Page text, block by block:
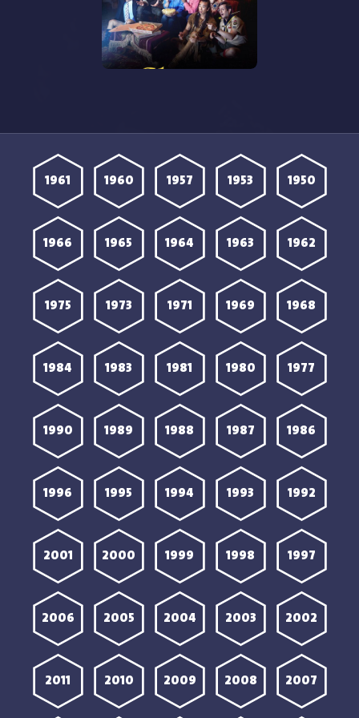
1950
1953
1957
1960
1961
1962
1963
1964
1965
1966
1968
1969
1971
1973
1975
1977
1980
1981
1983
1984
1986
1987
1988
1989
1990
1992
1993
1994
1995
1996
1997
1998
1999
2000
2001
2002
2003
2004
2005
2006
2007
2008
2009
2010
2011